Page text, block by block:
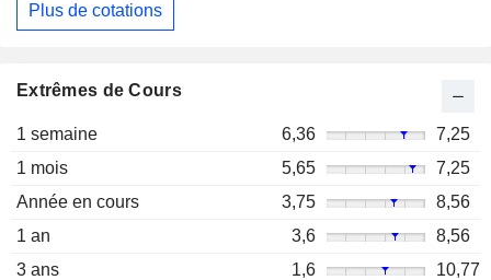
Plus de cotations
Extrêmes de Cours
1 semaine 6,36
7,25
1 mois
5,65
7,25
Année en cours
3,75
8,56
1 an
3,6
8,56
3 ans
1,6
10,77